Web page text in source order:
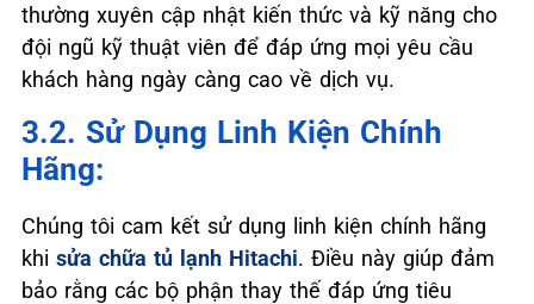
thường xuyên cập nhật kiến thức và kỹ năng cho
đội ngũ kỹ thuật viên để đáp ứng mọi yêu cầu
khách hàng ngày càng cao về dịch vụ.
3.2. Sử Dụng Linh Kiện Chính
Hãng:
Chúng tôi cam kết sử dụng linh kiện chính hãng
khi sửa chữa tủ lạnh Hitachi. Điều này giúp đảm
bảo rằng các bộ phận thay thế đáp ứng tiêu